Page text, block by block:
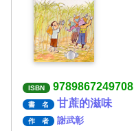
ISBN 9789867249708
書 名 甘蔗的滋味
作 者 謝武彰